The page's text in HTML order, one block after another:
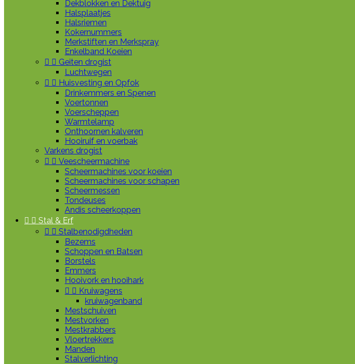
Dekblokken en Dektuig
Halsplaatjes
Halsriemen
Kokernummers
Merkstiften en Merkspray
Enkelband Koeien
  Geiten drogist
Luchtwegen
  Huisvesting en Opfok
Drinkemmers en Spenen
Voertonnen
Voerscheppen
Warmtelamp
Onthoornen kalveren
Hooiruif en voerbak
Varkens drogist
  Veescheermachine
Scheermachines voor koeien
Scheermachines voor schapen
Scheermessen
Tondeuses
Andis scheerkoppen
  Stal & Erf
  Stalbenodigdheden
Bezems
Schoppen en Batsen
Borstels
Emmers
Hooivork en hooihark
  Kruiwagens
kruiwagenband
Mestschuiven
Mestvorken
Mestkrabbers
Vloertrekkers
Manden
Stalverlichting